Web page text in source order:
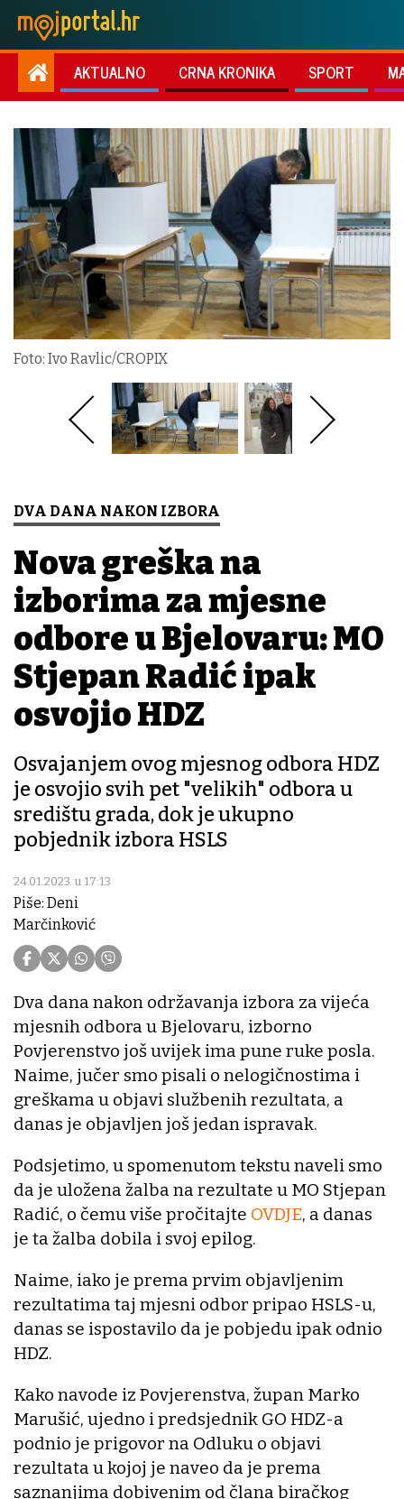
AKTUALNO CRNA KRONIKA SPORT
Foto: Ivo Ravlic/CROPIX
DVA DANA NAKON IZBORA
Nova greška na
izborima za mjesne
odbore u Bjelovaru: MO
Stjepan Radić ipak
osvojio HDZ
Osvajanjem ovog mjesnog odbora HDZ
je osvojio svih pet "velikih" odbora u
središtu grada, dok je ukupno
pobjednik izbora HSLS
24.01.2023. u 17:13
Piše: Deni
Marčinković
Dva dana nakon održavanja izbora za vijeća
mjesnih odbora u Bjelovaru, izborno
Povjerenstvo još uvijek ima pune ruke posla.
Naime, jučer smo pisali o nelogičnostima i
greškama u objavi službenih rezultata, a
danas je objavljen još jedan ispravak.
Podsjetimo, u spomenutom tekstu naveli smo
da je uložena žalba na rezultate u MO Stjepan
Radić, o čemu više pročitajte OVDJE, a danas
je ta žalba dobila i svoj epilog.
Naime, iako je prema prvim objavljenim
rezultatima taj mjesni odbor pripao HSLS-u,
danas se ispostavilo da je pobjedu ipak odnio
HDZ.
Kako navode iz Povjerenstva, župan Marko
Marušić, ujedno i predsjednik GO HDZ-a
podnio je prigovor na Odluku o objavi
rezultata u kojoj je naveo da je prema
saznanjima dobivenim od člana biračkog